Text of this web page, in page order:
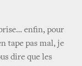
enfin, pour
tape pas mal, je
dire que les